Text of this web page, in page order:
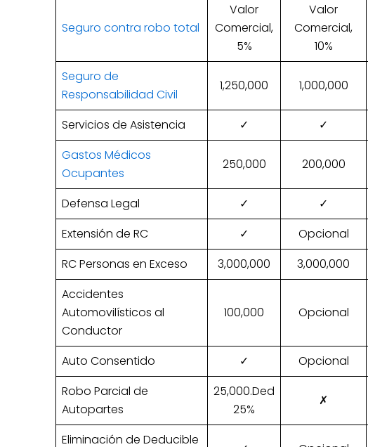
Seguro contra robo total
Valor
Comercial,
5%
Valor
Comercial,
10%
Seguro de
Responsabilidad Civil
1,250,000 1,000,000
Servicios de Asistencia ✓ ✓
Gastos Médicos
Ocupantes
250,000 200,000
Defensa Legal ✓ ✓
Extensión de RC
✓ Opcional
RC Personas en Exceso
3,000,000 3,000,000
Accidentes
Automovilísticos al
Conductor
100,000 Opcional
Auto Consentido ✓ Opcional
Robo Parcial de
Autopartes
25,000.Ded
25%
✗
Eliminación de Deducible